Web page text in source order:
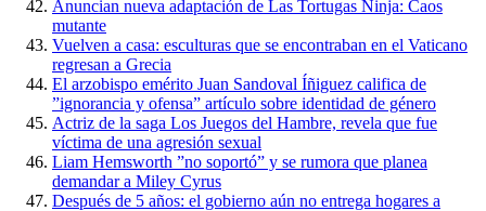
Anuncian nueva adaptación de Las Tortugas Ninja: Caos
mutante
Vuelven a casa: esculturas que se encontraban en el Vaticano
regresan a Grecia
El arzobispo emérito Juan Sandoval Íñiguez califica de
”ignorancia y ofensa” artículo sobre identidad de género
Actriz de la saga Los Juegos del Hambre, revela que fue
víctima de una agresión sexual
Liam Hemsworth ”no soportó” y se rumora que planea
demandar a Miley Cyrus
Después de 5 años: el gobierno aún no entrega hogares a